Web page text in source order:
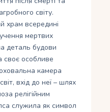
світу.
храм всередині
мертвих
деталь будови
своє особливе
камера
вхід до неї – шлях
релігійним
служила як символ